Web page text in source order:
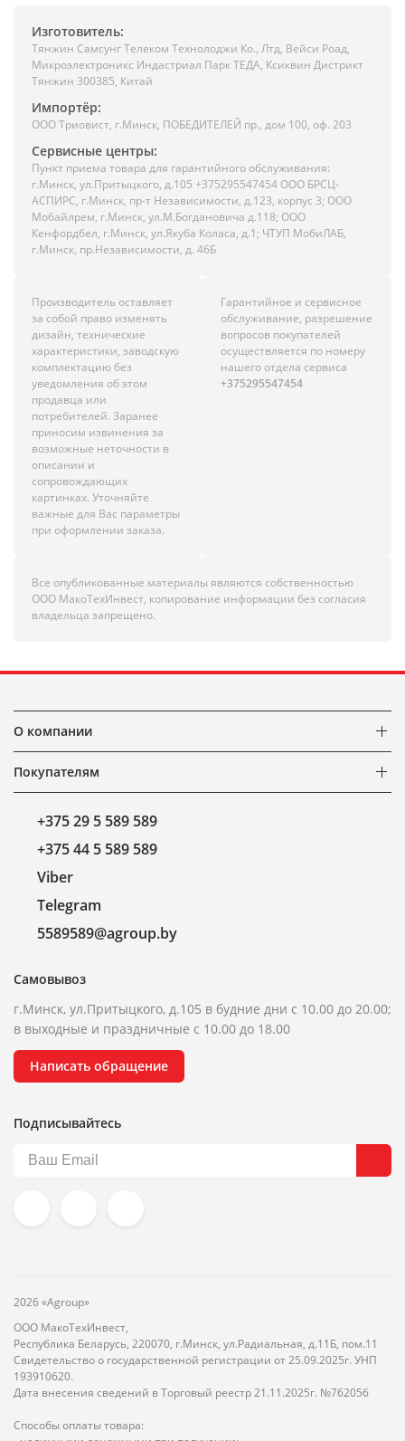
Изготовитель:
Тянжин Самсунг Телеком Технолоджи Ко., Лтд, Вейси Роад,
Микроэлектроникс Индастриал Парк ТЕДА, Ксиквин Дистрикт
Тянжин 300385, Китай
Импортёр:
ООО Триовист, г.Минск, ПОБЕДИТЕЛЕЙ пр., дом 100, оф. 203
Сервисные центры:
Пункт приема товара для гарантийного обслуживания:
г.Минск, ул.Притыцкого, д.105 +375295547454 ООО БРСЦ-
АСПИРС, г.Минск, пр-т Независимости, д.123, корпус 3; ООО
Мобайлрем, г.Минск, ул.М.Богдановича д.118; ООО
Кенфордбел, г.Минск, ул.Якуба Коласа, д.1; ЧТУП МобиЛАБ,
г.Минск, пр.Независимости, д. 46Б
Производитель оставляет
за собой право изменять
дизайн, технические
характеристики, заводскую
комплектацию без
уведомления об этом
продавца или
потребителей. Заранее
приносим извинения за
возможные неточности в
описании и
сопровождающих
картинках. Уточняйте
важные для Вас параметры
при оформлении заказа.
Гарантийное и сервисное
обслуживание, разрешение
вопросов покупателей
осуществляется по номеру
нашего отдела сервиса
+375295547454
Все опубликованные материалы являются собственностью
ООО МакоТехИнвест, копирование информации без согласия
владельца запрещено.
О компании
Покупателям
+375 29 5 589 589
+375 44 5 589 589
Viber
Telegram
5589589@agroup.by
Самовывоз
г.Минск, ул.Притыцкого, д.105 в будние дни с 10.00 до 20.00;
в выходные и праздничные с 10.00 до 18.00
Написать обращение
Подписывайтесь
2026 «Agroup»
ООО МакоТехИнвест,
Республика Беларусь, 220070, г.Минск, ул.Радиальная, д.11Б, пом.11
Свидетельство о государственной регистрации от 25.09.2025г. УНП
193910620.
Дата внесения сведений в Торговый реестр 21.11.2025г. №762056
Способы оплаты товара: